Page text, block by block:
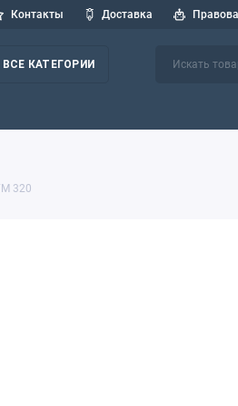
Контакты Доставка
ВСЕ КАТЕГОРИИ
320